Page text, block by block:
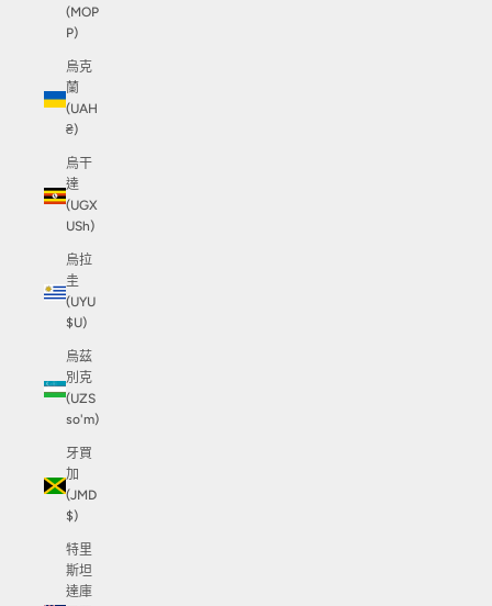
(MOP
P)
烏克
蘭
(UAH
₴)
烏干
達
(UGX
USh)
烏拉
圭
(UYU
$U)
烏茲
別克
(UZS
so'm)
牙買
加
(JMD
$)
特里
斯坦
達庫